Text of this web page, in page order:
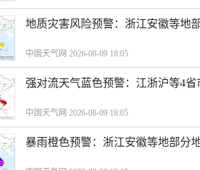
地质灾害风险预警：浙江安徽等地
中国天气网 2026-08-09 18:05
强对流天气蓝色预警：江浙沪等4
中国天气网 2026-08-09 18:05
暴雨橙色预警：浙江安徽等地部分